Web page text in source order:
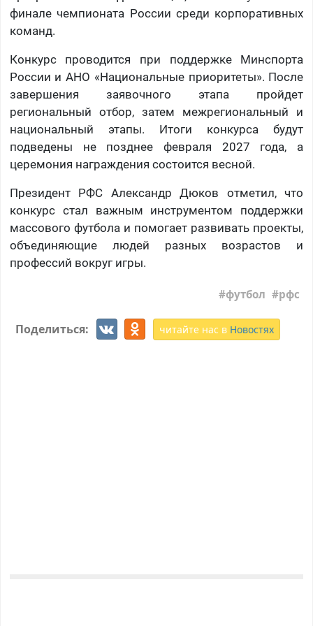
финале чемпионата России среди корпоративных
команд.
Конкурс проводится при поддержке Минспорта
России и АНО «Национальные приоритеты». После
завершения заявочного этапа пройдет
региональный отбор, затем межрегиональный и
национальный этапы. Итоги конкурса будут
подведены не позднее февраля 2027 года, а
церемония награждения состоится весной.
Президент РФС Александр Дюков отметил, что
конкурс стал важным инструментом поддержки
массового футбола и помогает развивать проекты,
объединяющие людей разных возрастов и
профессий вокруг игры.
футбол рфс
Поделиться: читайте нас в Новостях